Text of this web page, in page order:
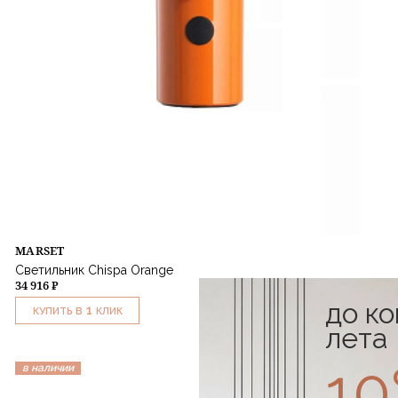
MARSET
Светильник Chispa Orange
34 916 ₽
КУПИТЬ В 1 КЛИК
в наличии
-15%
до
лета